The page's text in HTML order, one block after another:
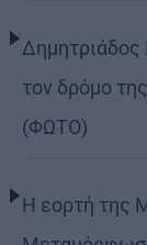
Δημητριάδος
τον δρόμο
(ΦΩΤΟ)
Η εορτή της